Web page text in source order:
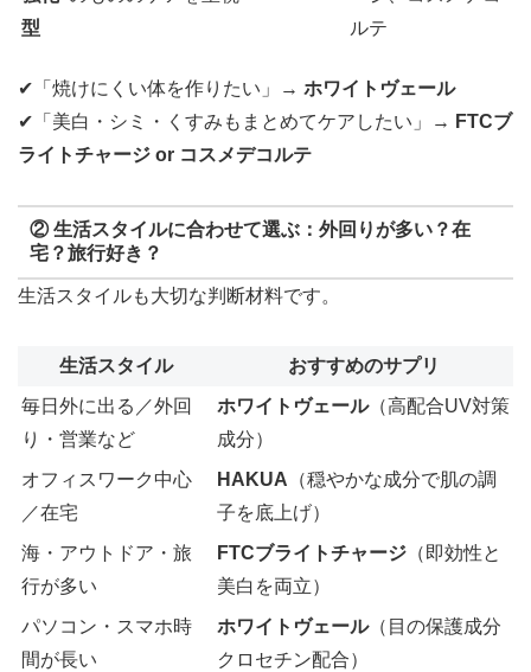
型
ルテ
✔「焼けにくい体を作りたい」→ ホワイトヴェール
✔「美白・シミ・くすみもまとめてケアしたい」→ FTCブ
ライトチャージ or コスメデコルテ
②生活スタイルに合わせて選ぶ：外回りが多い？在
宅？旅行好き？
生活スタイルも大切な判断材料です。
生活スタイル
おすすめのサプリ
毎日外に出る／外回
り・営業など
ホワイトヴェール（高配合UV対策
成分）
オフィスワーク中心
／在宅
HAKUA （穏やかな成分で肌の調
子を底上げ）
海・アウトドア・旅
行が多い
FTCブライトチャージ （即効性と
美白を両立）
パソコン・スマホ時
間が長い
ホワイトヴェール（目の保護成分
クロセチン配合）